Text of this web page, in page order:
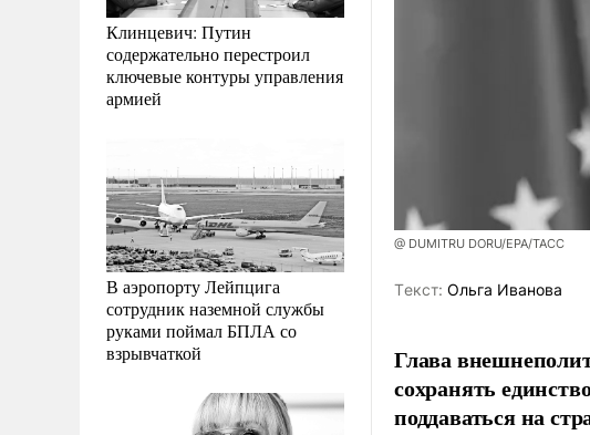
Клинцевич: Путин
содержательно перестроил
ключевые контуры управления
армией
В аэропорту Лейпцига
сотрудник наземной службы
руками поймал БПЛА со
взрывчаткой
@ DUMITRU DORU/EPA/ТАСС
Tекст: Ольга Иванова
Глава
сохранять
поддаваться на